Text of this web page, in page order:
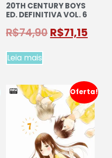
20TH CENTURY BOYS
ED. DEFINITIVA VOL. 6
R$74,90 R$71,15
Leia mais
Oferta!